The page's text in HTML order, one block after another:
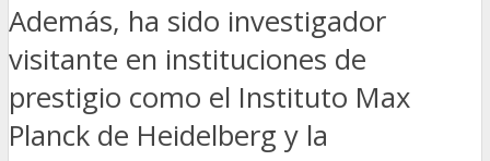
Además, ha sido investigador
visitante en instituciones de
prestigio como el Instituto Max
Planck de Heidelberg y la